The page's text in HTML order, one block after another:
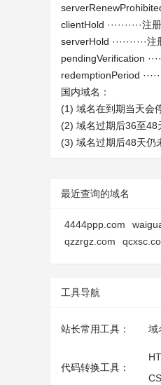
clientHold ··········
serverHold ··········
pendingVerification
redemptionPeriod
国内域名：
(1) 域名在到期当天会
(2) 域名过期后36至48
(3) 域名过期后48天仍
最近查询的域名
4444ppp.com
qzzrgz.com
工具导航
站长常用工具： 域
代码转换工具：